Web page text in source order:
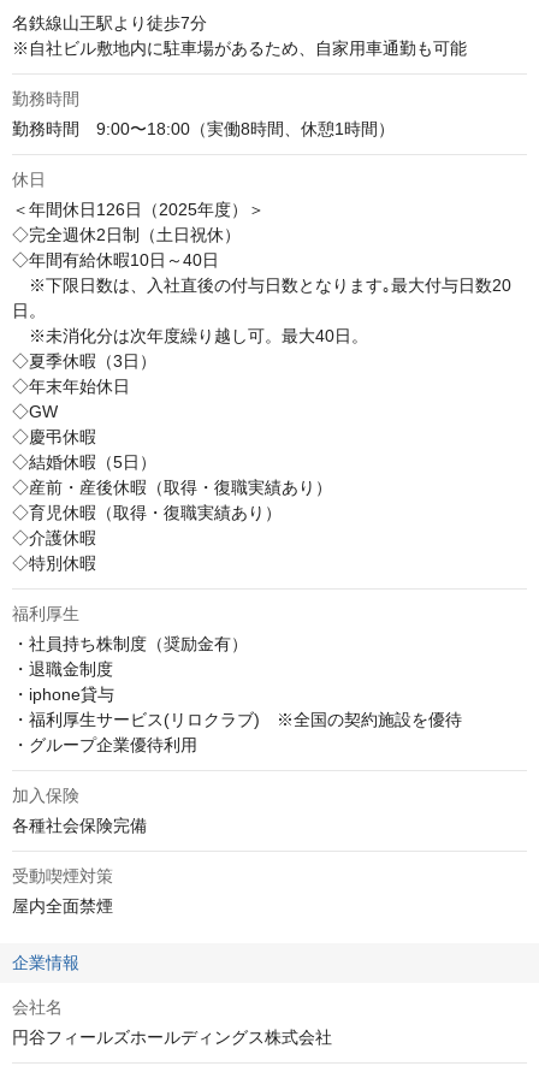
名鉄線山王駅より徒歩7分
※自社ビル敷地内に駐車場があるため、自家用車通勤も可能
勤務時間
勤務時間　9:00〜18:00（実働8時間、休憩1時間）
休日
＜年間休日126日（2025年度）＞
◇完全週休2日制（土日祝休）
◇年間有給休暇10日～40日
※下限日数は、入社直後の付与日数となります｡最大付与日数20
日。
※未消化分は次年度繰り越し可。最大40日。
◇夏季休暇（3日）
◇年末年始休日
◇GW
◇慶弔休暇
◇結婚休暇（5日）
◇産前・産後休暇（取得・復職実績あり）
◇育児休暇（取得・復職実績あり）
◇介護休暇
◇特別休暇
福利厚生
・社員持ち株制度（奨励金有）
・退職金制度
・iphone貸与
・福利厚生サービス(リロクラブ)　※全国の契約施設を優待
・グループ企業優待利用
加入保険
各種社会保険完備
受動喫煙対策
屋内全面禁煙
企業情報
会社名
円谷フィールズホールディングス株式会社